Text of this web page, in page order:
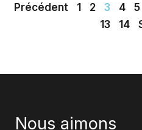
Précédent 1 2 3 4 5
13
14
Nous aimons